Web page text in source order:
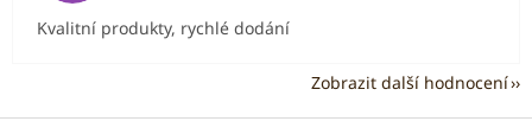
Kvalitní produkty, rychlé dodání
Zobrazit další hodnocení